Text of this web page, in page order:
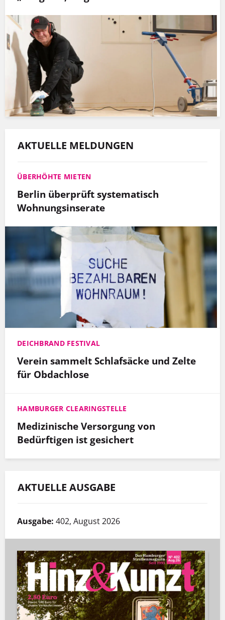
AKTUELLE MELDUNGEN
ÜBERHÖHTE MIETEN
Berlin überprüft systematisch
Wohnungsinserate
DEICHBRAND FESTIVAL
Verein sammelt Schlafsäcke und Zelte
für Obdachlose
HAMBURGER CLEARINGSTELLE
Medizinische Versorgung von
Bedürftigen ist gesichert
AKTUELLE AUSGABE
Ausgabe: 402, August 2026